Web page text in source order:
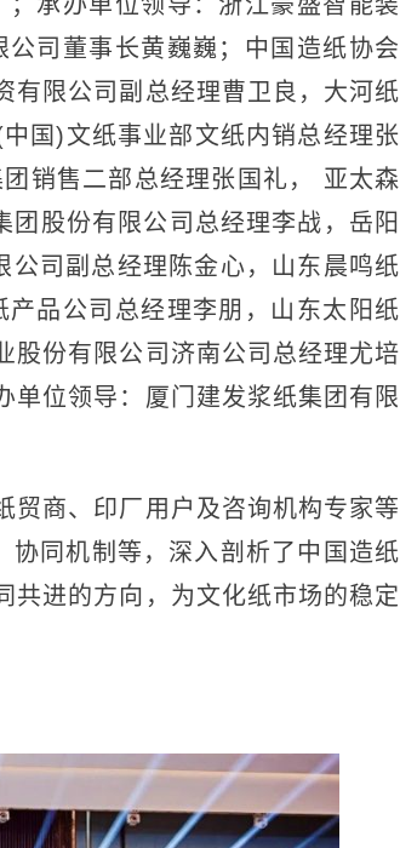
司董事长黄巍巍；中国造纸协会
有限公司副总经理曹卫良，大河纸
国)文纸事业部文纸内销总经理张
销售二部总经理张国礼， 亚太森
股份有限公司总经理李战，岳阳
司副总经理陈金心，山东晨鸣纸
品公司总经理李朋，山东太阳纸
股份有限公司济南公司总经理尤培
单位领导：厦门建发浆纸集团有限
商、印厂用户及咨询机构专家等
同机制等，深入剖析了中国造纸
共进的方向，为文化纸市场的稳定